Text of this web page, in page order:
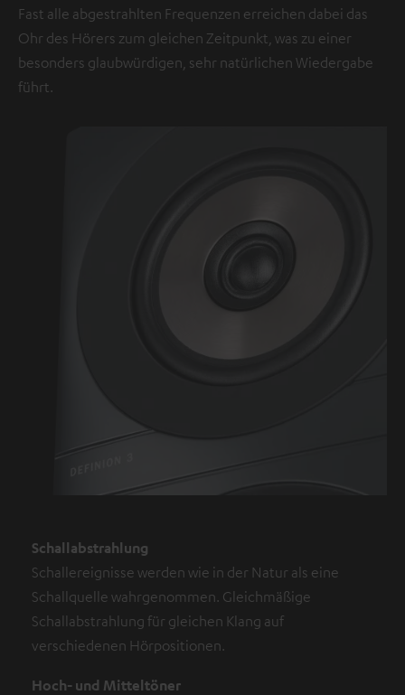
Fast alle abgestrahlten Frequenzen erreichen dabei das
Ohr des Hörers zum gleichen Zeitpunkt, was zu einer
besonders glaubwürdigen, sehr natürlichen Wiedergabe
führt.
Schallabstrahlung
Schallereignisse werden wie in der Natur als eine
Schallquelle wahrgenommen. Gleichmäßige
Schallabstrahlung für gleichen Klang auf
verschiedenen Hörpositionen.
Hoch- und Mitteltöner